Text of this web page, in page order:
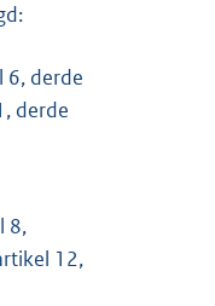
6, derde
derde
8,
12,